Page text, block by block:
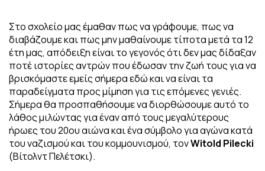
Στο σχολείο μας έμαθαν πως να γράφουμε, πως να
διαβάζουμε και πως μην μαθαίνουμε τίποτα μετά τα 12
έτη μας, απόδειξη είναι το γεγονός ότι δεν μας δίδαξαν
ποτέ ιστορίες αντρών που έδωσαν την ζωή τους για να
βρισκόμαστε εμείς σήμερα εδώ και να είναι τα
παραδείγματα προς μίμηση για τις επόμενες γενιές.
Σήμερα θα προσπαθήσουμε να διορθώσουμε αυτό το
λάθος μιλώντας για έναν από τους μεγαλύτερους
ήρωες του 20ου αιώνα και ένα σύμβολο για αγώνα κατά
του ναζισμού και του κομμουνισμού, τονWitold Pilecki
(Βίτολντ Πελέτσκι).